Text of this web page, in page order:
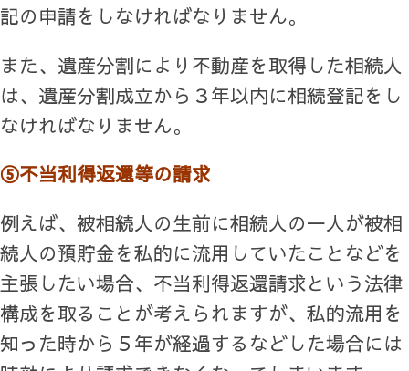
記の申請をしなければなりません。
また、遺産分割により不動産を取得した相続人
は、遺産分割成立から３年以内に相続登記をし
なければなりません。
⑤不当利得返還等の請求
例えば、被相続人の生前に相続人の一人が被相
続人の預貯金を私的に流用していたことなどを
主張したい場合、不当利得返還請求という法律
構成を取ることが考えられますが、私的流用を
知った時から５年が経過するなどした場合には